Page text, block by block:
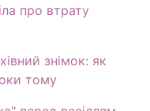
про втрату
знімок: як
тому